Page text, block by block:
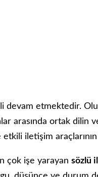
devam etmektedir.
arasında ortak dilin
etkili iletişim
çok işe yarayan sözlü